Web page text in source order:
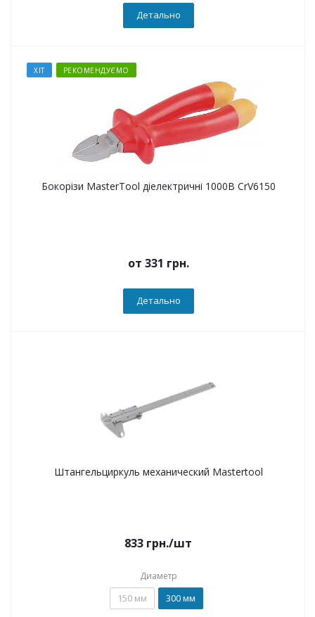
Детально
ХІТ РЕКОМЕНДУЄМО
Бокорізи MasterTool діелектричні 1000В CrV6150
от 331 грн.
Детально
Штангельциркуль механический Mastertool
833 грн./шт
Диаметр
150 мм 300 мм